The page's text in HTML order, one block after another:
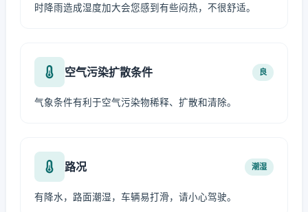
时降雨造成湿度加大会您感到有些闷热，不很舒适。
空气污染扩散条件 良
气象条件有利于空气污染物稀释、扩散和清除。
路况 潮湿
有降水，路面潮湿，车辆易打滑，请小心驾驶。